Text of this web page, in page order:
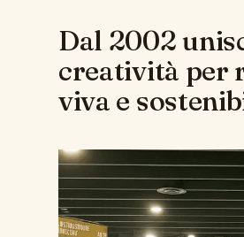
Dal 2002
creatività per
viva e